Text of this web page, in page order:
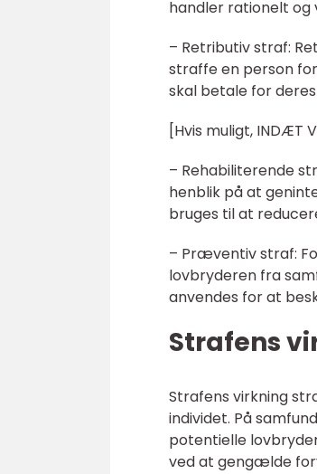
handler rationelt og
– Retributiv straf:
straffe en person
skal betale for
[Hvis muligt, INDÆT
– Rehabiliterende
henblik på at
bruges til at
– Præventiv straf:
lovbryderen fra
anvendes for at
Strafens
Strafens virkning
individet. På
potentielle
ved at gengælde